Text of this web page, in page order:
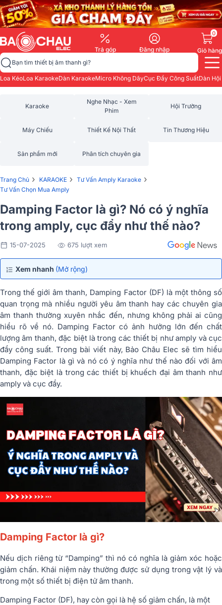
Trả góp Đăng nhập
0
Giỏ hàng
Bạn tìm thiết bị âm thanh gì?
Loa KéoLoa KaraokeDàn KaraokeMicro Không DâyCục Đẩy Công SuấtDàn
Karaoke
Nghe Nhạc - Xem
Phim
Hội Trường
Máy Chiếu Thiết Kế Nội Thất Tin Thương Hiệu
Sản phẩm mới Phân tích chuyên gia
Trang Chủ › KARAOKE › Tư Vấn Amply Karaoke ›
Tư Vấn Chọn Mua Amply
Damping Factor là gì? Nó có ý nghĩa
trong amply, cục đẩy như thế nào?
15-07-2025 675 lượt xem
Xem nhanh (Mở rộng)
Trong thế giới âm thanh, Damping Factor (DF) là một thông số
quan trọng mà nhiều người yêu âm thanh hay các chuyên gia
âm thanh thường xuyên nhắc đến, nhưng không phải ai cũng
hiểu rõ về nó. Damping Factor có ảnh hưởng lớn đến chất
lượng âm thanh, đặc biệt là trong các thiết bị như amply và cục
đẩy công suất. Trong bài viết này, Bảo Châu Elec sẽ tìm hiểu
Damping Factor là gì và nó có ý nghĩa như thế nào đối với âm
thanh, đặc biệt là trong các thiết bị khuếch đại âm thanh như
amply và cục đẩy.
Damping Factor là gì?
Nếu dịch riêng từ “Damping” thì nó có nghĩa là giảm xóc hoặc
giảm chấn. Khái niệm này thường được sử dụng trong vật lý và
trong một số thiết bị điện tử âm thanh.
Damping Factor (DF), hay còn gọi là hệ số giảm chấn, là một